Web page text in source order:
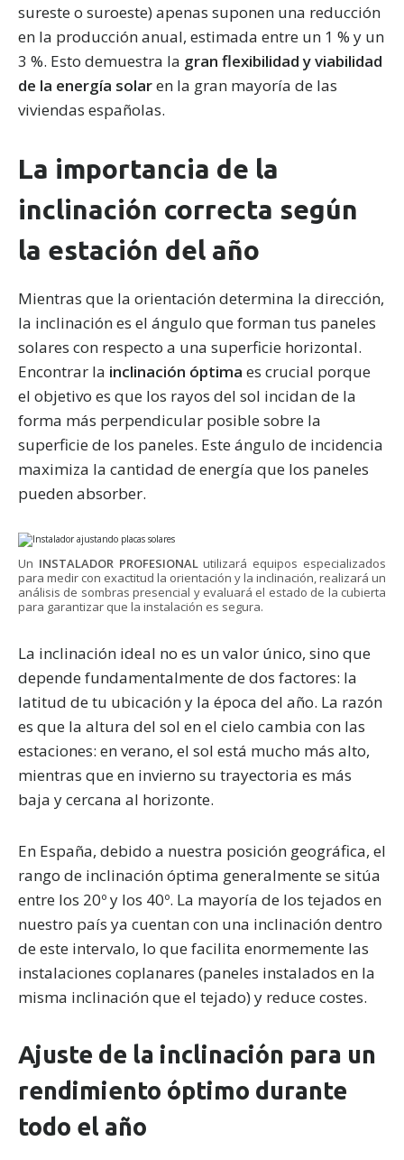
sureste o suroeste) apenas suponen una reducción
en la producción anual, estimada entre un 1 % y un
3 %. Esto demuestra la gran flexibilidad y viabilidad
de la energía solaren la gran mayoría de las
viviendas españolas.
La importancia de la
inclinación correcta según
la estación del año
Mientras que la orientación determina la dirección,
la inclinación es el ángulo que forman tus paneles
solares con respecto a una superficie horizontal.
Encontrar la inclinación óptima es crucial porque
el objetivo es que los rayos del sol incidan de la
forma más perpendicular posible sobre la
superficie de los paneles. Este ángulo de incidencia
maximiza la cantidad de energía que los paneles
pueden absorber.
Un INSTALADOR PROFESIONALutilizará equipos especializados
para medir con exactitud la orientación y la inclinación, realizará un
análisis de sombras presencial y evaluará el estado de la cubierta
para garantizar que la instalación es segura.
La inclinación ideal no es un valor único, sino que
depende fundamentalmente de dos factores: la
latitud de tu ubicación y la época del año. La razón
es que la altura del sol en el cielo cambia con las
estaciones: en verano, el sol está mucho más alto,
mientras que en invierno su trayectoria es más
baja y cercana al horizonte.
En España, debido a nuestra posición geográfica, el
rango de inclinación óptima generalmente se sitúa
entre los 20º y los 40º. La mayoría de los tejados en
nuestro país ya cuentan con una inclinación dentro
de este intervalo, lo que facilita enormemente las
instalaciones coplanares (paneles instalados en la
misma inclinación que el tejado) y reduce costes.
Ajuste de la inclinación para un
rendimiento óptimo durante
todo el año